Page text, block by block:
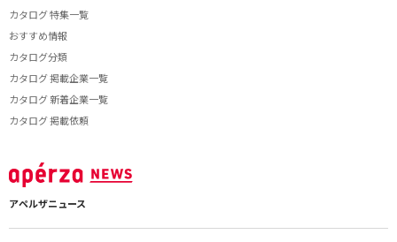
カタログ 特集一覧
おすすめ情報
カタログ分類
カタログ 掲載企業一覧
カタログ 新着企業一覧
カタログ 掲載依頼
アペルザニュース